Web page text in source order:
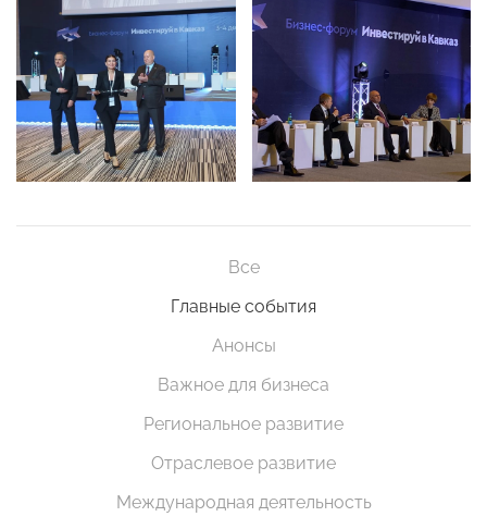
Все
Главные события
Анонсы
Важное для бизнеса
Региональное развитие
Отраслевое развитие
Международная деятельность